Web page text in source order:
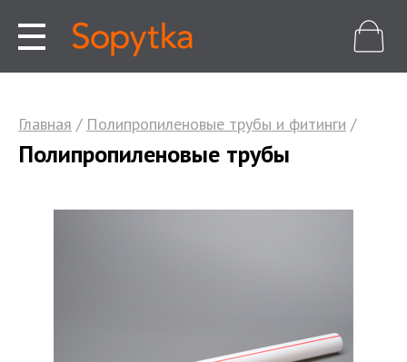
Главная / Полипропиленовые трубы и фитинги /
Полипропиленовые трубы